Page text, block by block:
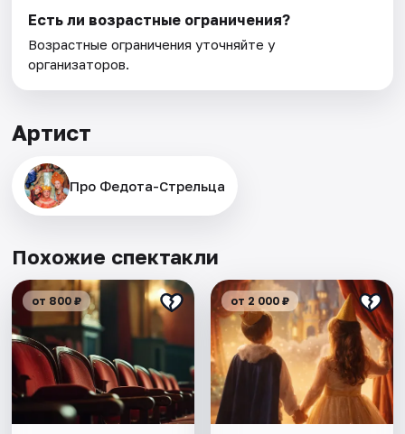
Есть ли возрастные ограничения?
Возрастные ограничения уточняйте у
организаторов.
Артист
Про Федота-Стрельца
Похожие спектакли
от 800 ₽ от 2 000 ₽